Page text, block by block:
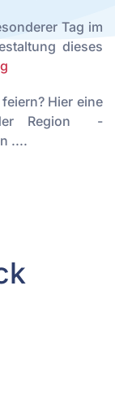
Tag im
dieses
Hier eine
Region -
....